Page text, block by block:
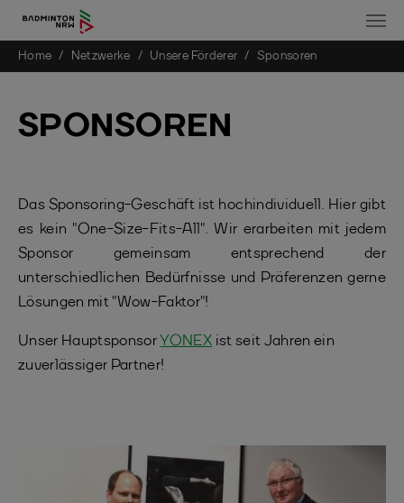
Skip to main content
You are here:
Home Netzwerke Unsere Förderer Sponsoren
SPONSOREN
Das Sponsoring-Geschäft ist hochindividuell. Hier gibt
es kein "One-Size-Fits-All". Wir erarbeiten mit jedem
Sponsor gemeinsam entsprechend der
unterschiedlichen Bedürfnisse und Präferenzen gerne
Lösungen mit "Wow-Faktor"!
Unser Hauptsponsor YONEX ist seit Jahren ein
zuverlässiger Partner!